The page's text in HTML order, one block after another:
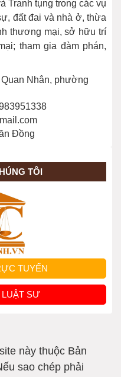
Tranh tụng trong các vụ
đất đai và nhà ở, thừa
thương mại, sở hữu trí
tham gia đàm phán,
Nhân, phường
Đồng
TÔI
TUYẾN
SƯ
này thuộc Bản
sao chép phải